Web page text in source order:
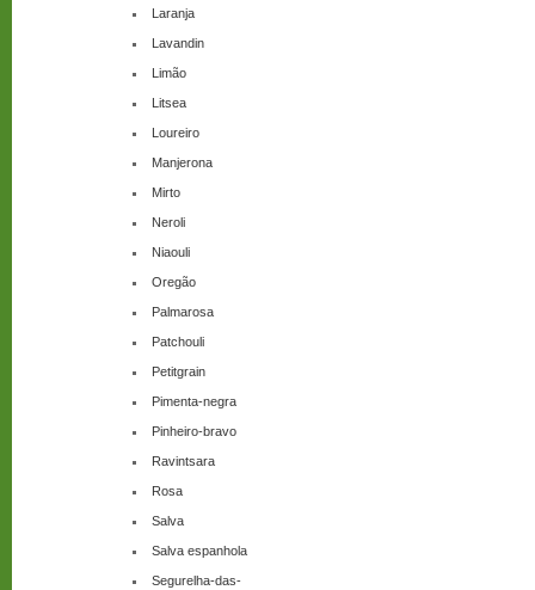
Laranja
Lavandin
Limão
Litsea
Loureiro
Manjerona
Mirto
Neroli
Niaouli
Oregão
Palmarosa
Patchouli
Petitgrain
Pimenta-negra
Pinheiro-bravo
Ravintsara
Rosa
Salva
Salva espanhola
Segurelha-das-